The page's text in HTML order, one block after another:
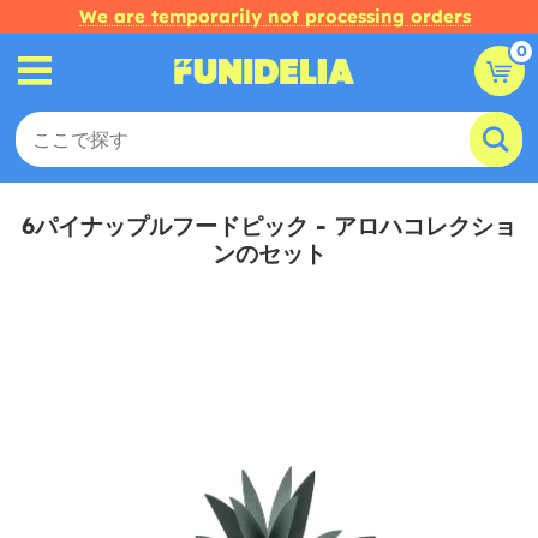
We are temporarily not processing orders
0
6パイナップルフードピック - アロハコレクショ
ンのセット